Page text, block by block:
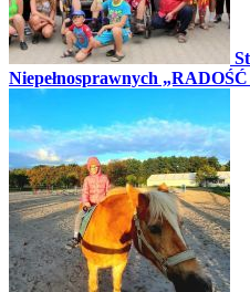
Niepełnosprawnych